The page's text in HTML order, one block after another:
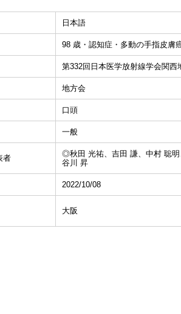
日本語
98 歳・認知症・多動の手指皮膚
第332回日本医学放射線学会関西
地方会
口頭
一般
者
◎秋田 光祐、吉田 謙、中村 聡
谷川 昇
2022/10/08
大阪